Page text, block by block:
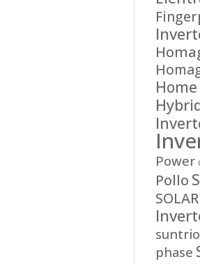
Power
Pollo
SOLAR
phase